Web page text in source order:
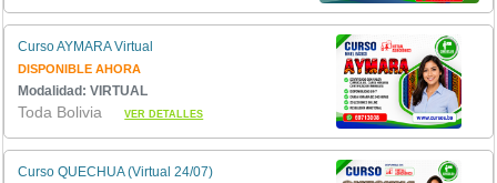
Curso AYMARA Virtual
DISPONIBLE AHORA
Modalidad: VIRTUAL
Toda BoliviaVER DETALLES
Curso QUECHUA (Virtual 24/07)